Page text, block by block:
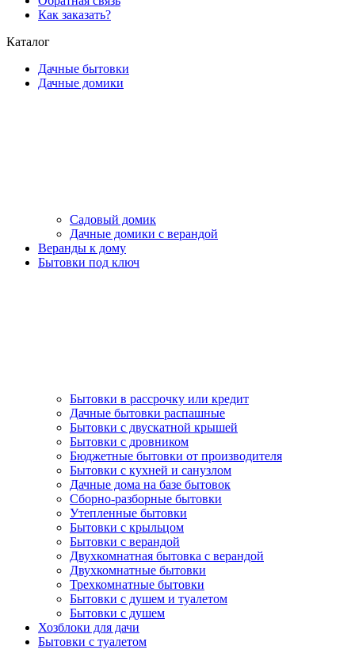
Как заказать?
Каталог
Дачные бытовки
Дачные домики
Садовый домик
Дачные домики с верандой
Веранды к дому
Бытовки под ключ
Бытовки в рассрочку или кредит
Дачные бытовки распашные
Бытовки с двускатной крышей
Бытовки с дровником
Бюджетные бытовки от производителя
Бытовки с кухней и санузлом
Дачные дома на базе бытовок
Сборно-разборные бытовки
Утепленные бытовки
Бытовки с крыльцом
Бытовки с верандой
Двухкомнатная бытовка с верандой
Двухкомнатные бытовки
Трехкомнатные бытовки
Бытовки с душем и туалетом
Бытовки с душем
Хозблоки для дачи
Бытовки с туалетом